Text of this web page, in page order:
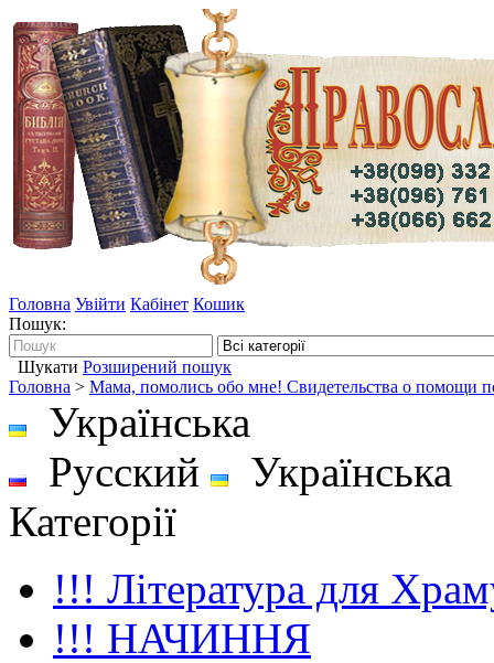
Головна Увійти Кабінет Кошик
Пошук:
Шукати Розширений пошук
Головна > Мама, помолись обо мне! Свидетельства о помощи
Українська
Русский
Українська
Категорії
!!! Література для
!!! НАЧИННЯ